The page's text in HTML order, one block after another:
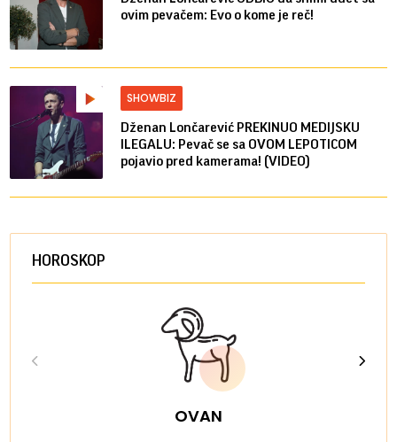
ovim pevačem: Evo o kome je reč!
SHOWBIZ
Dženan Lončarević PREKINUO MEDIJSKU
ILEGALU: Pevač se sa OVOM LEPOTICOM
pojavio pred kamerama! (VIDEO)
HOROSKOP
OVAN